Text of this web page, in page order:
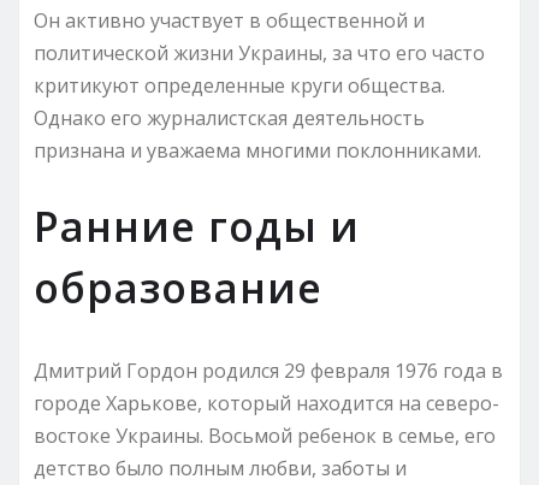
Он активно участвует в общественной и
политической жизни Украины, за что его часто
критикуют определенные круги общества.
Однако его журналистская деятельность
признана и уважаема многими поклонниками.
Ранние годы и
образование
Дмитрий Гордон родился 29 февраля 1976 года в
городе Харькове, который находится на северо-
востоке Украины. Восьмой ребенок в семье, его
детство было полным любви, заботы и